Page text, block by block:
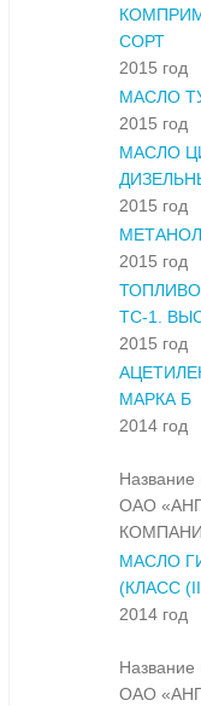
СОРТ
2015 год
МАСЛО
2015 год
МАСЛО
2015 год
2015 год
ТС-1.
2015 год
МАРКА Б
2014 год
Название
ОАО
МАСЛО
(КЛАСС
2014 год
Название
ОАО